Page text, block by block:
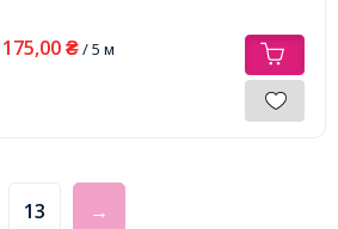
175,00 ₴/ 5 м
13 →